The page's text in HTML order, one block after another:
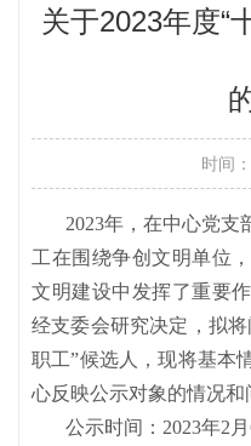
关于2023年度“
时间
2023年，在中心党支
工在围绕争创文明单位
文明建设中发挥了重要
经支委会研究决定，拟
职工”候选人，现将基本
心反映公示对象的情况和
公示时间：2023年2月